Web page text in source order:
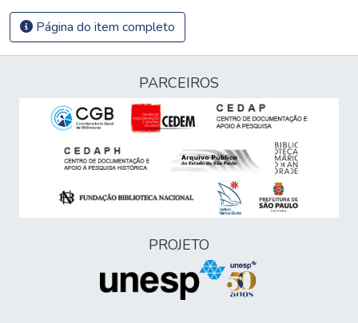
Página do item completo
PARCEIROS
PROJETO